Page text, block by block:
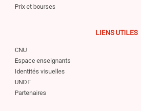
Prix et bourses
LIENS UTILES
CNU
Espace enseignants
Identités visuelles
UNDF
Partenaires